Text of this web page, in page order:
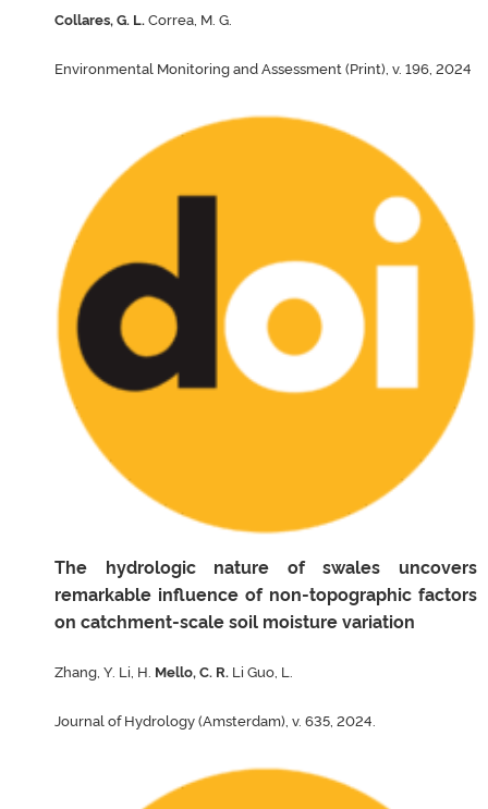
Collares, G. L. Correa, M. G.
Environmental Monitoring and Assessment (Print), v. 196, 2024
The hydrologic nature of swales uncovers
remarkable influence of non-topographic factors
on catchment-scale soil moisture variation
Zhang, Y. Li, H. Mello, C. R. Li Guo, L.
Journal of Hydrology (Amsterdam), v. 635, 2024.